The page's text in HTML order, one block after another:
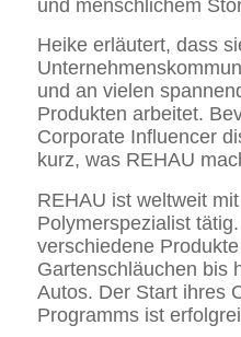
und menschlichem
Heike erläutert, dass
und an vielen
Produkten arbeitet.
Corporate Influencer
kurz, was REHAU
REHAU ist weltweit
Polymerspezialist
verschiedene
Gartenschläuchen bis
Autos. Der Start ihres
Programms ist